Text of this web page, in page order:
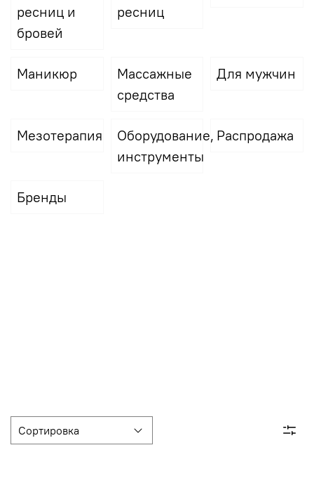
ресниц и
бровей
ресниц
Маникюр
Массажные
средства
Для мужчин
Мезотерапия
Оборудование,
инструменты
Распродажа
Бренды